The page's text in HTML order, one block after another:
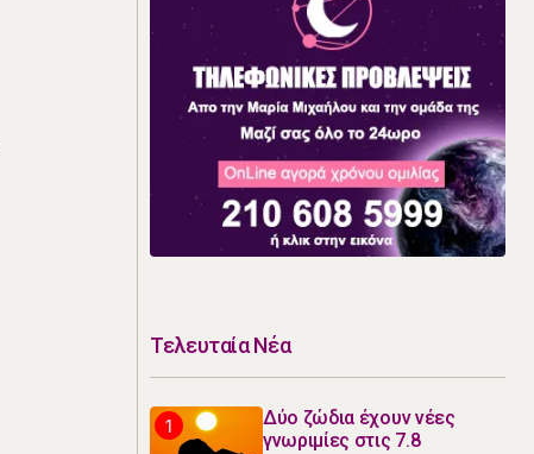
Τελευταία Νέα
Δύο ζώδια έχουν νέες
γνωριμίες στις 7.8